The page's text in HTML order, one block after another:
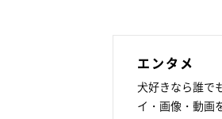
エンタメ
犬好きなら誰で
イ・画像・動画